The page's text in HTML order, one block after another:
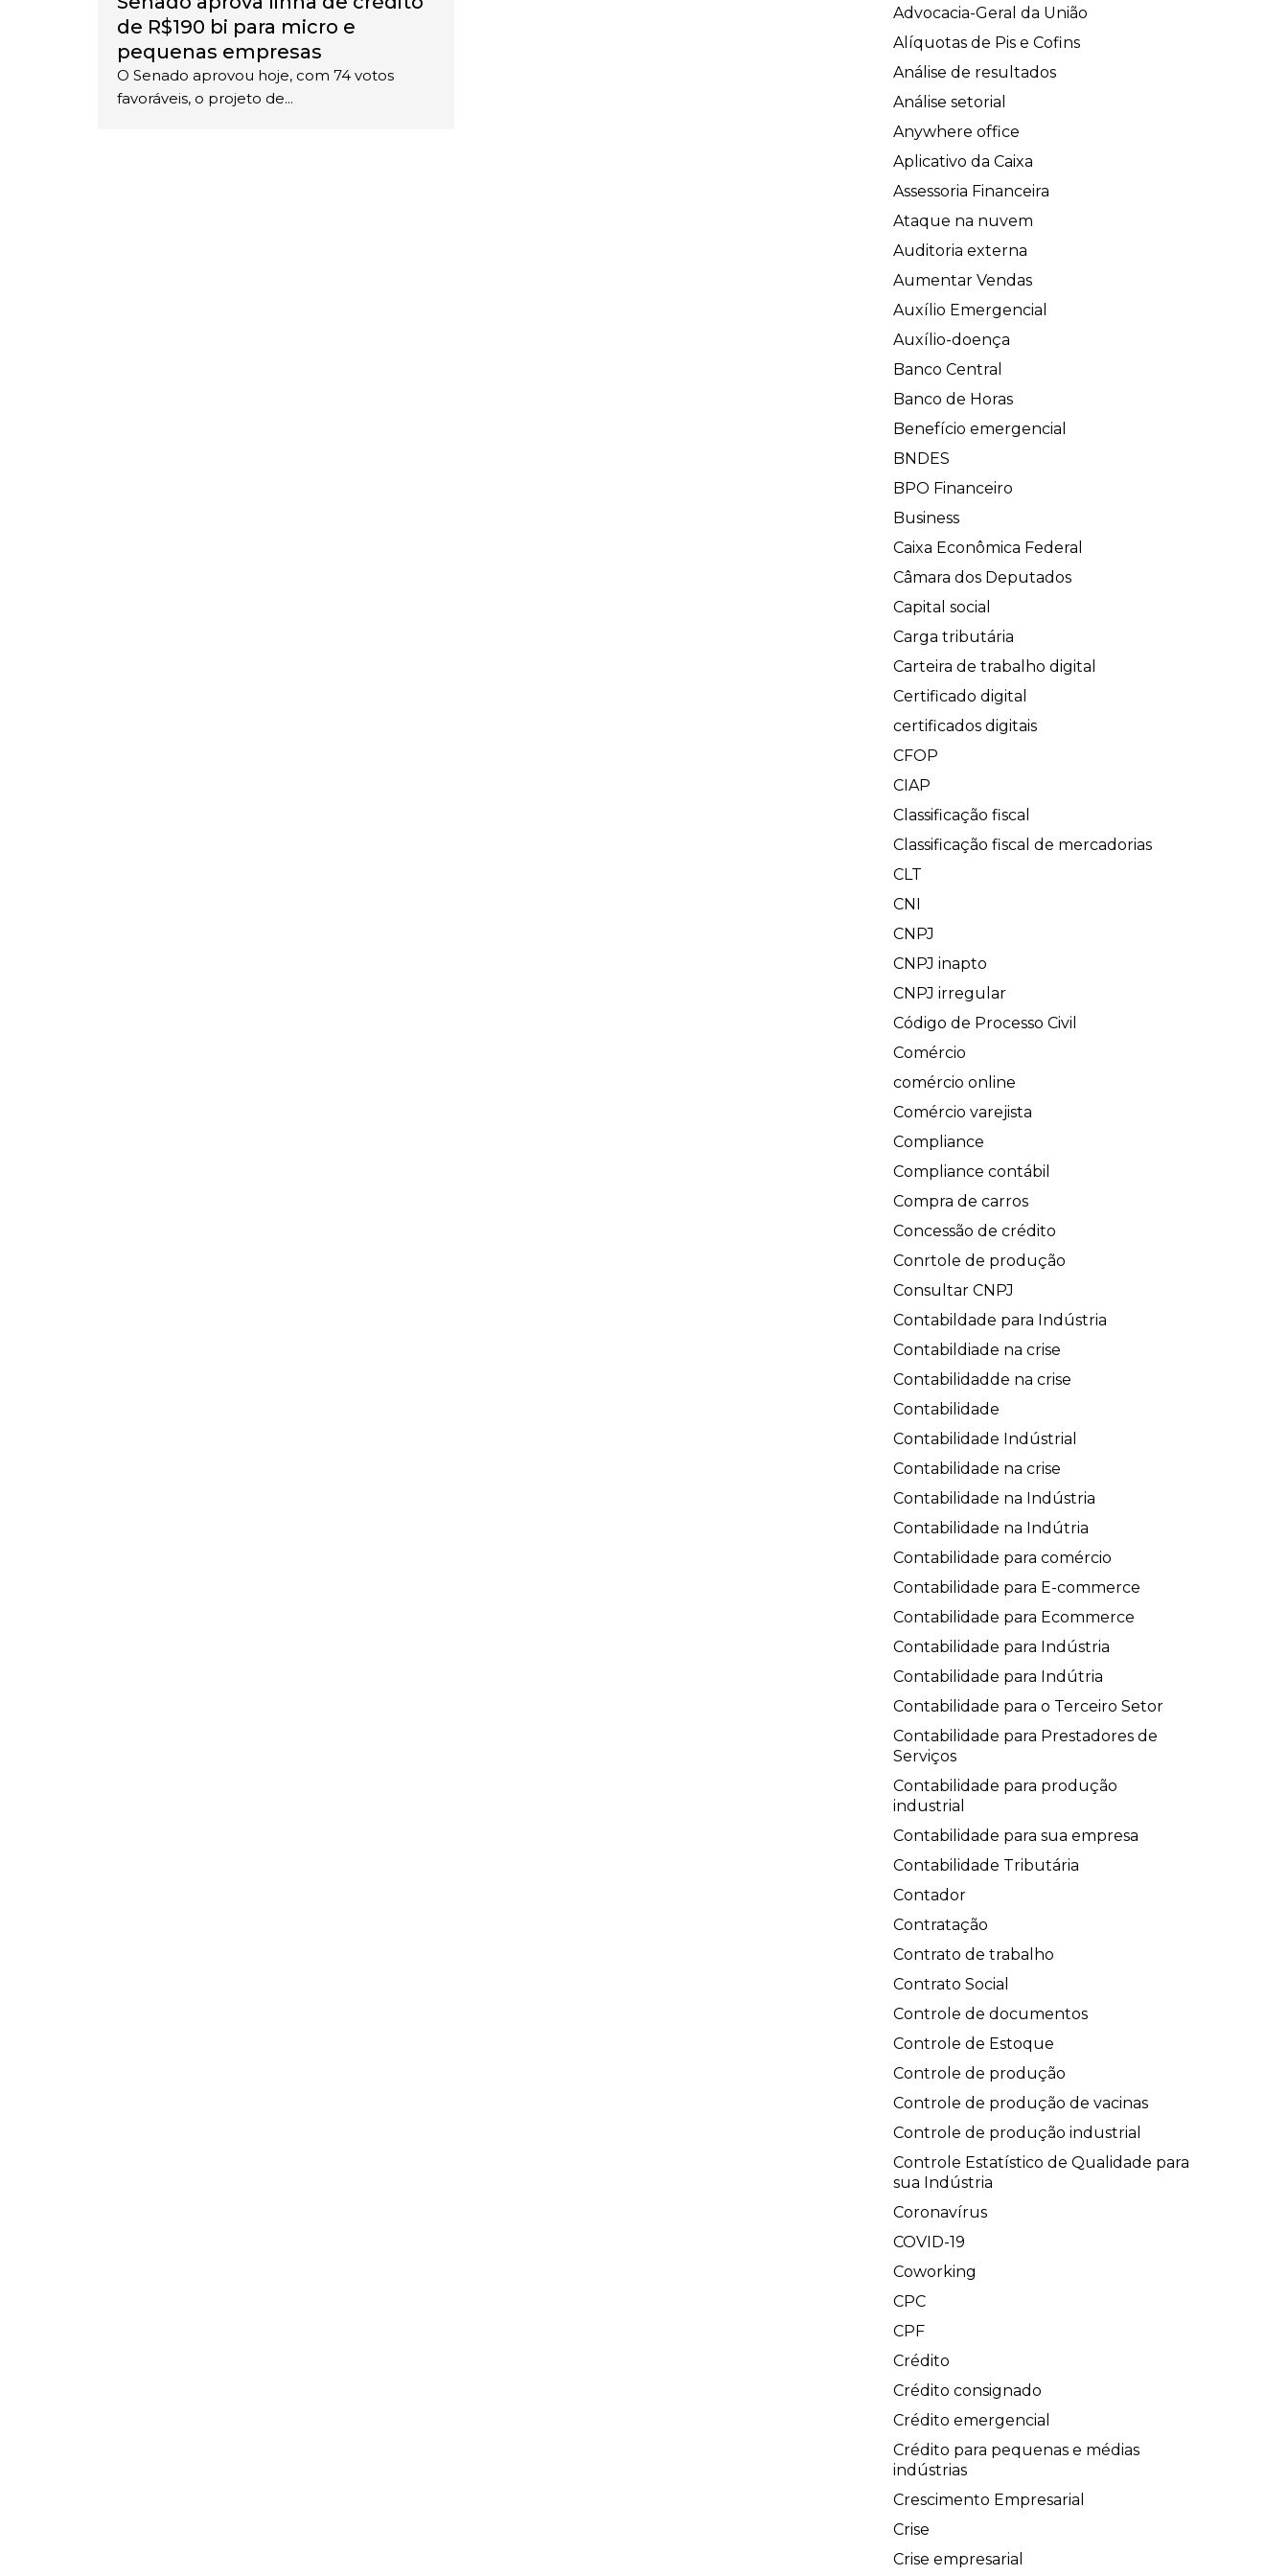
de R$190 bi para micro e
pequenas empresas
O Senado aprovou hoje, com 74 votos
favoráveis, o projeto de...
Advocacia-Geral da União
Alíquotas de Pis e Cofins
Análise de resultados
Análise setorial
Anywhere office
Aplicativo da Caixa
Assessoria Financeira
Ataque na nuvem
Auditoria externa
Aumentar Vendas
Auxílio Emergencial
Auxílio-doença
Banco Central
Banco de Horas
Benefício emergencial
BNDES
BPO Financeiro
Business
Caixa Econômica Federal
Câmara dos Deputados
Capital social
Carga tributária
Carteira de trabalho digital
Certificado digital
certificados digitais
CFOP
CIAP
Classificação fiscal
Classificação fiscal de mercadorias
CLT
CNI
CNPJ
CNPJ inapto
CNPJ irregular
Código de Processo Civil
Comércio
comércio online
Comércio varejista
Compliance
Compliance contábil
Compra de carros
Concessão de crédito
Conrtole de produção
Consultar CNPJ
Contabildade para Indústria
Contabildiade na crise
Contabilidadde na crise
Contabilidade
Contabilidade Indústrial
Contabilidade na crise
Contabilidade na Indústria
Contabilidade na Indútria
Contabilidade para comércio
Contabilidade para E-commerce
Contabilidade para Ecommerce
Contabilidade para Indústria
Contabilidade para Indútria
Contabilidade para o Terceiro Setor
Contabilidade para Prestadores de
Serviços
Contabilidade para produção
industrial
Contabilidade para sua empresa
Contabilidade Tributária
Contador
Contratação
Contrato de trabalho
Contrato Social
Controle de documentos
Controle de Estoque
Controle de produção
Controle de produção de vacinas
Controle de produção industrial
Controle Estatístico de Qualidade para
sua Indústria
Coronavírus
COVID-19
Coworking
CPC
CPF
Crédito
Crédito consignado
Crédito emergencial
Crédito para pequenas e médias
indústrias
Crescimento Empresarial
Crise
Crise empresarial